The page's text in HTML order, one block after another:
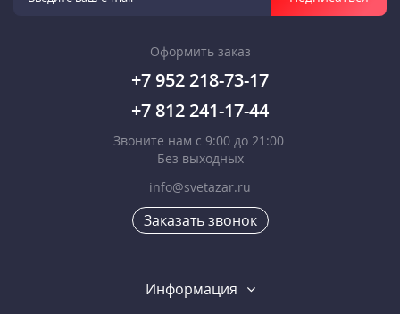
Оформить заказ
+7 952 218-73-17
+7 812 241-17-44
Звоните нам с 9:00 до 21:00
Без выходных
info@svetazar.ru
Заказать звонок
Информация